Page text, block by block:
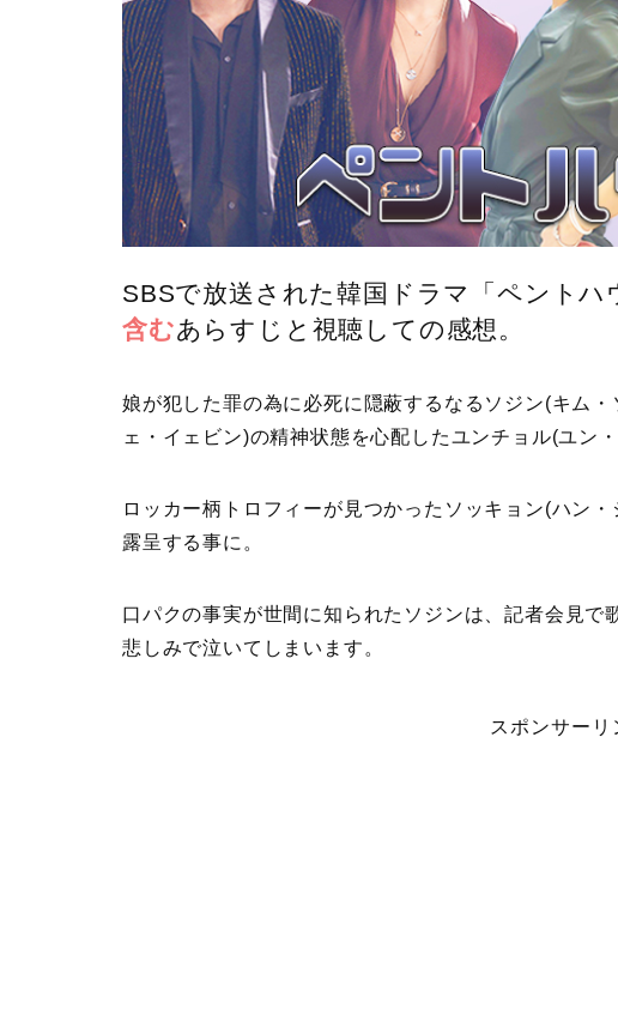
SBSで放送された韓国ドラマ「ペントハ
含むあらすじと視聴しての感想。
娘が犯した罪の為に必死に隠蔽するなるソジン(キム
ェ・イェビン)の精神状態を心配したユンチョル(ユン
ロッカー柄トロフィーが見つかったソッキョン(ハン
露呈する事に。
口パクの事実が世間に知られたソジンは、記者会見で
悲しみで泣いてしまいます。
スポンサーリ